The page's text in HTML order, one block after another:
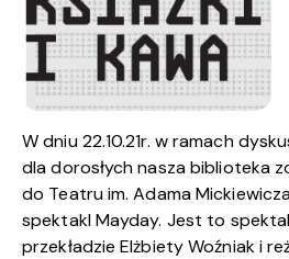
W dniu 22.10.21r. w ramach
dla dorosłych nasza biblioteka
do Teatru im. Adama
spektakl Mayday. Jest to
przekładzie Elżbiety Woźniak i